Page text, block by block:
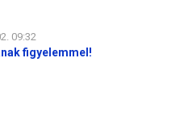
09:32
figyelemmel!